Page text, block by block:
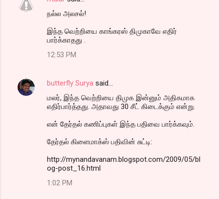
நல்ல அலசல்!
இந்த வெற்றியை காங்கரஸ் திமுகாவே எதிர்
பார்க்காதது .
12:53 PM
butterfly Surya said…
மலர், இந்த வெற்றியை திமுக இன்னும் அதிகமாக
எதிர்பார்த்தது. அதாவது 30 சீட் கிடைக்கும் என்று.
என் தேர்தல் கணிப்புகள் இந்த பதிவை பார்க்கவும்.
தேர்தல் கிளைமாக்ஸ் பதிவின் சுட்டி:
http://mynandavanam.blogspot.com/2009/05/bl
og-post_16.html
1:02 PM